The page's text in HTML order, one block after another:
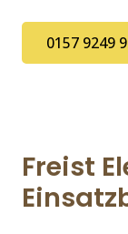
0157 9249
Freist